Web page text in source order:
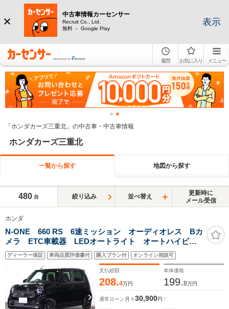
中古車情報カーセンサー
Recruit Co., Ltd.
無料 － Google Play
表示
履歴 お気に入り メニュー
「ホンダカーズ三重北」の中古車・中古車情報
ホンダカーズ三重北
一覧から探す 地図から探す
480 台 絞り込み 並べ替え
更新時に
メール受信
ホンダ
N-ONE 660 RS 6速ミッション オーディオレス Bカ
メラ ETC車載器 LEDオートライト オートハイビー
ム 禁煙車 Pセンサ- Sヒーター ターボ ホンダセン
シング アクティブクルーズコントロール 純正15AW
ディーラー保証 車両品質評価書付 購入プラン付 オンライン相談可
支払総額
208.4万円
本体価格
199.8万円
通常ローン 月々30,900円